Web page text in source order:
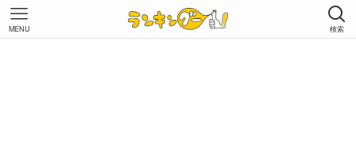
検索
MENU